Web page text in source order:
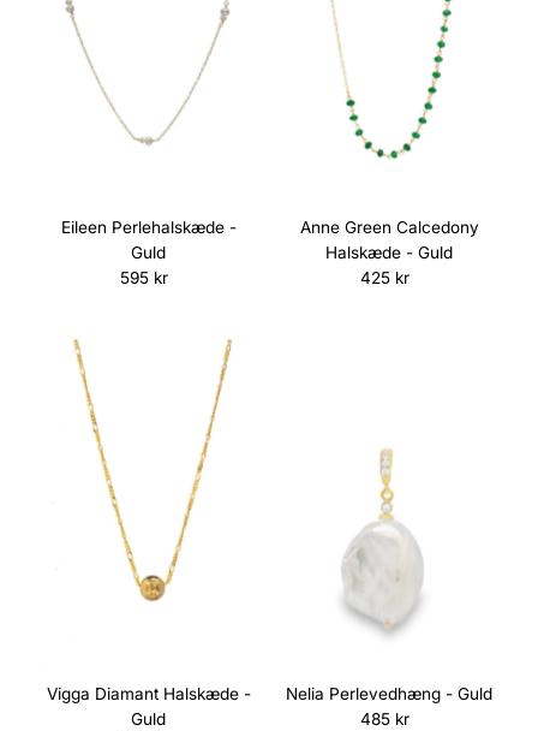
Eileen Perlehalskæde -
Guld
Normalpris
595 kr
Anne Green Calcedony
Halskæde - Guld
Normalpris
425 kr
Vigga Diamant Halskæde -
Guld
Nelia Perlevedhæng - Guld
Normalpris
485 kr